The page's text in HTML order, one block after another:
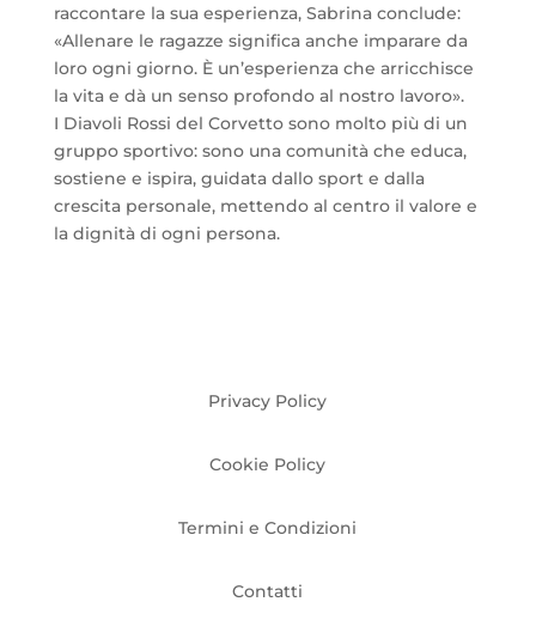
raccontare la sua esperienza, Sabrina conclude:
«Allenare le ragazze significa anche imparare da
loro ogni giorno. È un’esperienza che arricchisce
la vita e dà un senso profondo al nostro lavoro».
I Diavoli Rossi del Corvetto sono molto più di un
gruppo sportivo: sono una comunità che educa,
sostiene e ispira, guidata dallo sport e dalla
crescita personale, mettendo al centro il valore e
la dignità di ogni persona.
Privacy Policy
Cookie Policy
Termini e Condizioni
Contatti